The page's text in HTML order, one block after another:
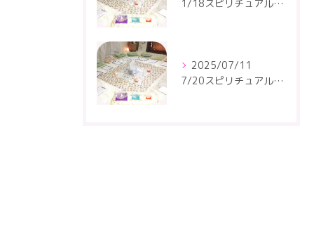
1/18スピリチュアルトーキングサークルが開催されます
2025/07/11
7/20スピリチュアルトーキングサークルが開催されます